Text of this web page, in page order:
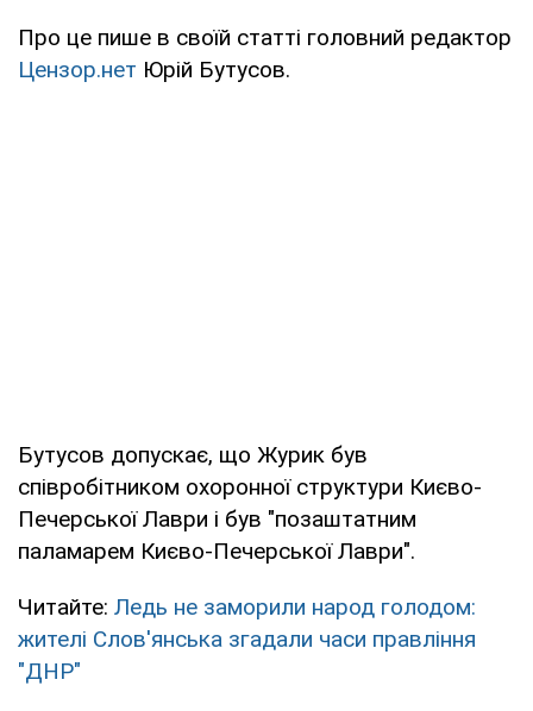
Про це пише в своїй статті головний редактор
Цензор.нет Юрій Бутусов.
Бутусов допускає, що Журик був
співробітником охоронної структури Києво-
Печерської Лаври і був "позаштатним
паламарем Києво-Печерської Лаври".
Читайте: Ледь не заморили народ голодом:
жителі Слов'янська згадали часи правління
"ДНР"